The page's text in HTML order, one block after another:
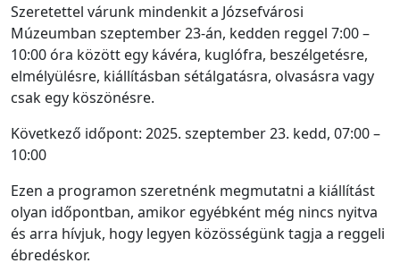
Szeretettel várunk mindenkit a Józsefvárosi
Múzeumban szeptember 23-án, kedden reggel 7:00 –
10:00 óra között egy kávéra, kuglófra, beszélgetésre,
elmélyülésre, kiállításban sétálgatásra, olvasásra vagy
csak egy köszönésre.
Következő időpont: 2025. szeptember 23. kedd, 07:00 –
10:00
Ezen a programon szeretnénk megmutatni a kiállítást
olyan időpontban, amikor egyébként még nincs nyitva
és arra hívjuk, hogy legyen közösségünk tagja a reggeli
ébredéskor.